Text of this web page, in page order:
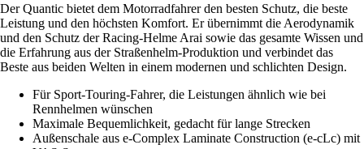
Der Quantic bietet dem Motorradfahrer den besten Schutz, die beste
Leistung und den höchsten Komfort. Er übernimmt die Aerodynamik
und den Schutz der Racing-Helme Arai sowie das gesamte Wissen und
die Erfahrung aus der Straßenhelm-Produktion und verbindet das
Beste aus beiden Welten in einem modernen und schlichten Design.
Für Sport-Touring-Fahrer, die Leistungen ähnlich wie bei
Rennhelmen wünschen
Maximale Bequemlichkeit, gedacht für lange Strecken
Außenschale aus e-Complex Laminate Construction (e-cLc) mit